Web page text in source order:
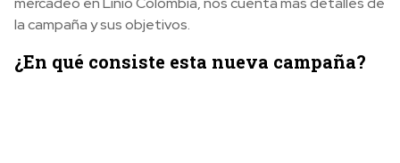
la campaña y sus objetivos.
¿En qué consiste esta nueva campaña?